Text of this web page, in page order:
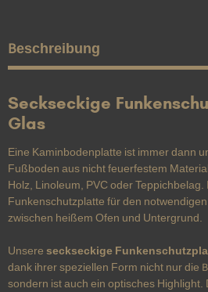
Beschreibung
Seckseckige
Glas
Eine Kaminbodenplatte ist immer dann
Fußboden aus nicht feuerfestem
Holz, Linoleum, PVC oder
Funkenschutzplatte für den
zwischen heißem Ofen und Untergrund.
Unsere seckseckige
dank ihrer speziellen Form nicht nur die
sondern ist auch ein optisches Highlight.